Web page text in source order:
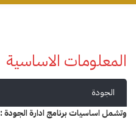
المعلومات الاساسية
الجودة
وتشمل اساسيات برنامج ادارة الجودة : 12 نقطة اساسية هي: